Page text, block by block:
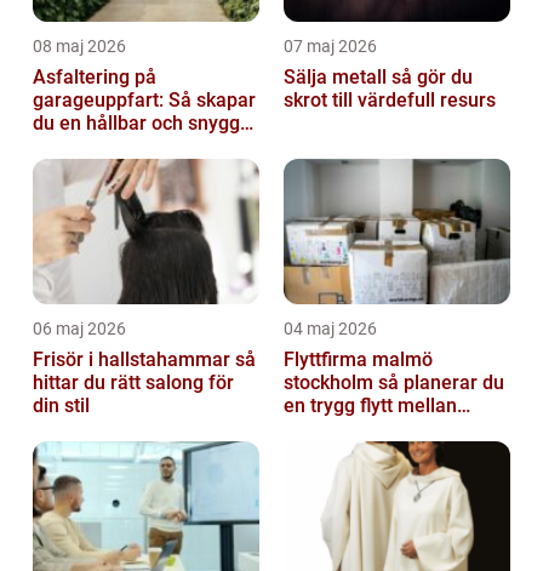
08 maj 2026
Asfaltering på
garageuppfart: Så skapar
du en hållbar och snygg
07 maj 2026
Sälja metall så gör du
skrot till värdefull resurs
06 maj 2026
Frisör i hallstahammar så
hittar du rätt salong för
din stil
04 maj 2026
Flyttfirma malmö
stockholm så planerar du
en trygg flytt mellan